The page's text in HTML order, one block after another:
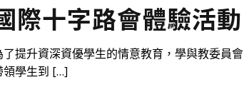
際十字路會體驗活動
了提升資深資優學生的情意教育，學與教委員會
領學生到 […]